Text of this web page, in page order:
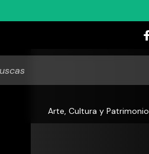
Arte, Cultura y Patrimonio